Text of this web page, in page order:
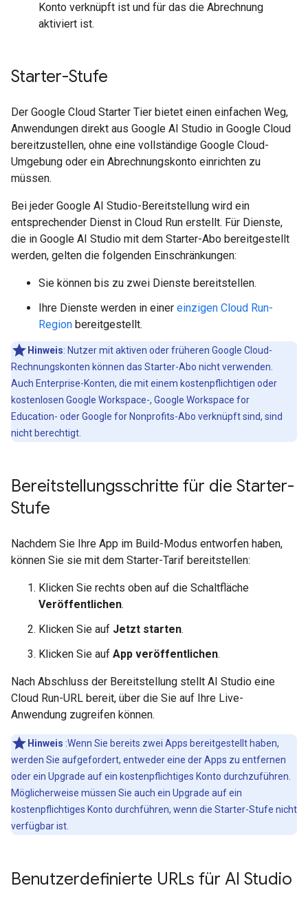
Konto verknüpft ist und für das die Abrechnung
aktiviert ist.
Starter-Stufe
Der Google Cloud Starter Tier bietet einen einfachen Weg,
Anwendungen direkt aus Google AI Studio in Google Cloud
bereitzustellen, ohne eine vollständige Google Cloud-
Umgebung oder ein Abrechnungskonto einrichten zu
müssen.
Bei jeder Google AI Studio-Bereitstellung wird ein
entsprechender Dienst in Cloud Run erstellt. Für Dienste,
die in Google AI Studio mit dem Starter-Abo bereitgestellt
werden, gelten die folgenden Einschränkungen:
Sie können bis zu zwei Dienste bereitstellen.
Ihre Dienste werden in einer einzigen Cloud Run-
Region bereitgestellt.
Hinweis: Nutzer mit aktiven oder früheren Google Cloud-
Rechnungskonten können das Starter-Abo nicht verwenden.
Auch Enterprise-Konten, die mit einem kostenpflichtigen oder
kostenlosen Google Workspace-, Google Workspace for
Education- oder Google for Nonprofits-Abo verknüpft sind, sind
nicht berechtigt.
Bereitstellungsschritte für die Starter-
Stufe
Nachdem Sie Ihre App im Build-Modus entworfen haben,
können Sie sie mit dem Starter-Tarif bereitstellen:
Klicken Sie rechts oben auf die Schaltfläche
Veröffentlichen.
Klicken Sie auf Jetzt starten.
Klicken Sie auf App veröffentlichen.
Nach Abschluss der Bereitstellung stellt AI Studio eine
Cloud Run-URL bereit, über die Sie auf Ihre Live-
Anwendung zugreifen können.
Hinweis :Wenn Sie bereits zwei Apps bereitgestellt haben,
werden Sie aufgefordert, entweder eine der Apps zu entfernen
oder ein Upgrade auf ein kostenpflichtiges Konto durchzuführen.
Möglicherweise müssen Sie auch ein Upgrade auf ein
kostenpflichtiges Konto durchführen, wenn die Starter-Stufe nicht
verfügbar ist.
Benutzerdefinierte URLs für AI Studio